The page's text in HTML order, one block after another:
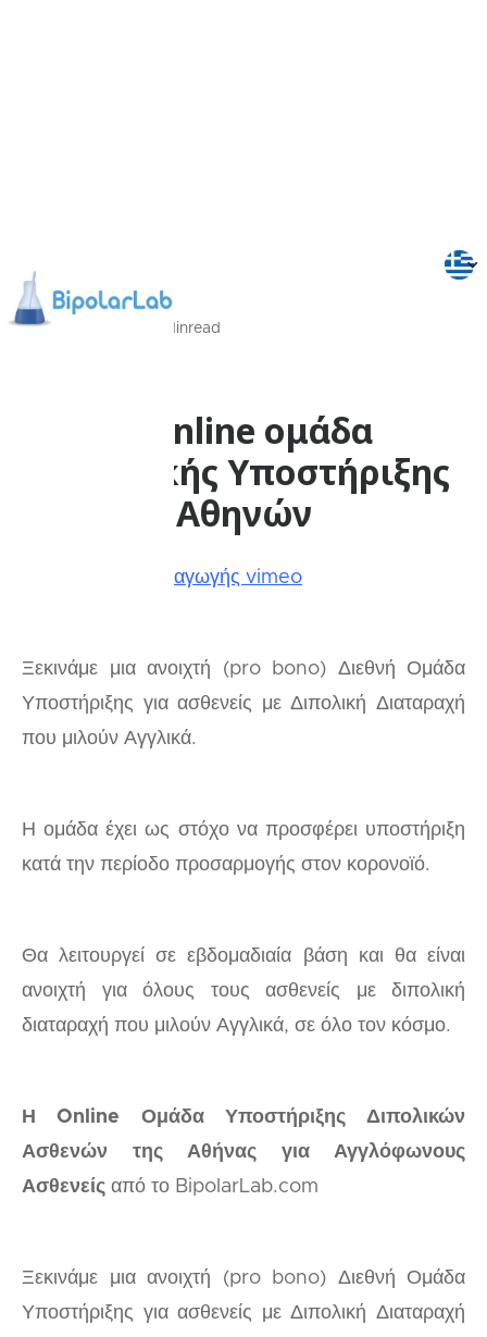
Minread
Η online ομάδα
Διπολικής Υποστήριξης
Αθηνών
δείτε το βίντεο εισαγωγής vimeo
Ξεκινάμε μια ανοιχτή (pro bono) Διεθνή Ομάδα
Υποστήριξης για ασθενείς με Διπολική Διαταραχή
που μιλούν Αγγλικά.
Η ομάδα έχει ως στόχο να προσφέρει υποστήριξη
κατά την περίοδο προσαρμογής στον κορονοϊό.
Θα λειτουργεί σε εβδομαδιαία βάση και θα είναι
ανοιχτή για όλους τους ασθενείς με διπολική
διαταραχή που μιλούν Αγγλικά, σε όλο τον κόσμο.
Η Online Ομάδα Υποστήριξης Διπολικών
Ασθενών της Αθήνας για Αγγλόφωνους
Ασθενείς από το BipolarLab.com
Ξεκινάμε μια ανοιχτή (pro bono) Διεθνή Ομάδα
Υποστήριξης για ασθενείς με Διπολική Διαταραχή